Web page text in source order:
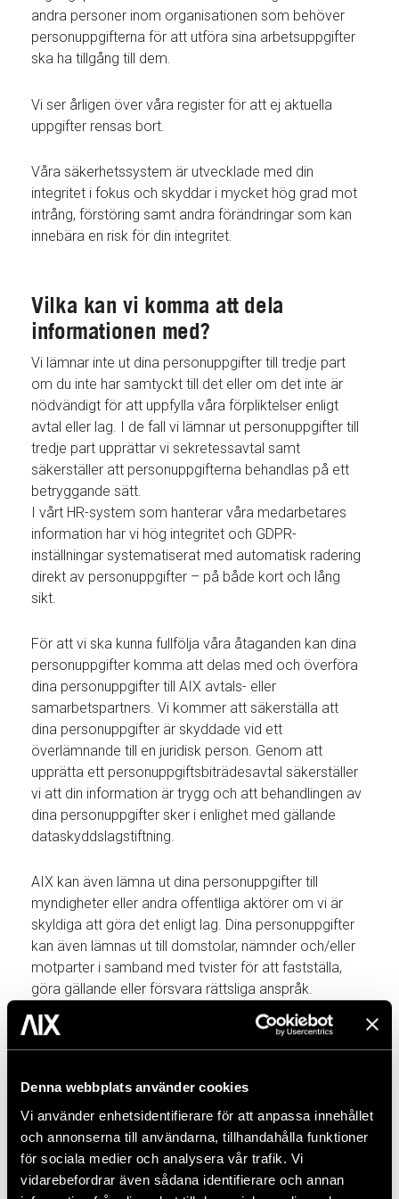
Denna webbplats använder cookies
Vi använder enhetsidentifierare för att anpassa innehållet
och annonserna till användarna, tillhandahålla funktioner
för sociala medier och analysera vår trafik. Vi
vidarebefordrar även sådana identifierare och annan
andra personer inom organisationen som behöver
personuppgifterna för att utföra sina arbetsuppgifter
ska ha tillgång till dem.
Vi ser årligen över våra register för att ej aktuella
uppgifter rensas bort.
Våra säkerhetssystem är utvecklade med din
integritet i fokus och skyddar i mycket hög grad mot
intrång, förstöring samt andra förändringar som kan
innebära en risk för din integritet.
Vilka kan vi komma att dela
informationen med?
Vi lämnar inte ut dina personuppgifter till tredje part
om du inte har samtyckt till det eller om det inte är
nödvändigt för att uppfylla våra förpliktelser enligt
avtal eller lag. I de fall vi lämnar ut personuppgifter till
tredje part upprättar vi sekretessavtal samt
säkerställer att personuppgifterna behandlas på ett
betryggande sätt.
I vårt HR-system som hanterar våra medarbetares
information har vi hög integritet och GDPR-
inställningar systematiserat med automatisk radering
direkt av personuppgifter – på både kort och lång
sikt.
För att vi ska kunna fullfölja våra åtaganden kan dina
personuppgifter komma att delas med och överföra
dina personuppgifter till AIX avtals- eller
samarbetspartners. Vi kommer att säkerställa att
dina personuppgifter är skyddade vid ett
överlämnande till en juridisk person. Genom att
upprätta ett personuppgiftsbiträdesavtal säkerställer
vi att din information är trygg och att behandlingen av
dina personuppgifter sker i enlighet med gällande
dataskyddslagstiftning.
AIX kan även lämna ut dina personuppgifter till
myndigheter eller andra offentliga aktörer om vi är
skyldiga att göra det enligt lag. Dina personuppgifter
kan även lämnas ut till domstolar, nämnder och/eller
motparter i samband med tvister för att fastställa,
göra gällande eller försvara rättsliga anspråk.
Var behandlar vi dina
personuppgifter?
Eftersom din säkerhet är viktig för oss strävar AIX
alltid efter att personuppgifter ska behandlas inom
EU/EES. AIX egna IT-system finns inom detta
område och information som kan komma att